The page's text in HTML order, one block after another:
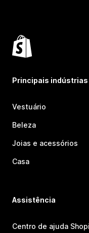
Principais indústrias
Vestuário
Beleza
Joias e acessórios
Casa
Assistência
Centro de ajuda